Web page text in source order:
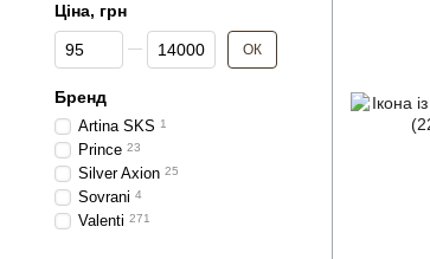
Ціна, грн
Від Ціна, грн
До Ціна, грн ОК
Бренд
Artina SKS 1
Prince 23
Silver Axion 25
Sovrani 4
Valenti 271